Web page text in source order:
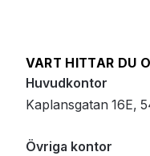
VART HITTAR DU
Huvudkontor
Kaplansgatan 16E,
Övriga kontor